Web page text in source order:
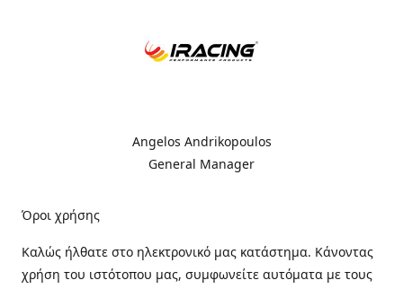
Angelos Andrikopoulos
General Manager
Όροι χρήσης
Καλώς ήλθατε στo ηλεκτρονικό μας κατάστημα. Κάνοντας
χρήση του ιστότοπου μας, συμφωνείτε αυτόματα με τους